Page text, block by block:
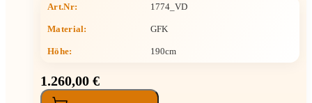
Art.Nr: 1774_VD
Material: GFK
Höhe: 190cm
1.260,00 €